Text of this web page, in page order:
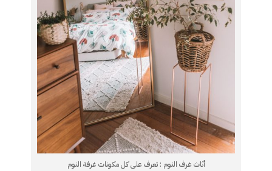
أثاث غرف النوم : تعرف على كل مكونات غرفة النوم